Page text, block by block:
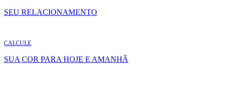
SEU RELACIONAMENTO
CALCULE
SUA COR PARA HOJE E AMANHÃ